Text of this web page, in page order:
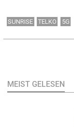
SUNRISE TELKO 5G
MEIST GELESEN